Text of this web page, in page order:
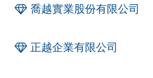
喬越實業股份有限公司
正越企業有限公司